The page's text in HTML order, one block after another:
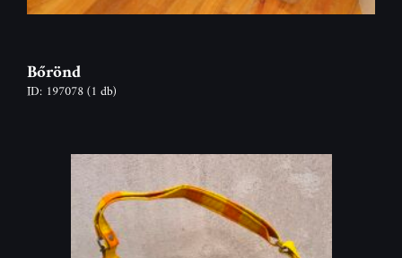
Bőrönd
ID: 197078(1 db)